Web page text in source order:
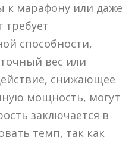
к марафону или даже
требует
способности,
вес или
снижающее
мощность, могут
заключается в
темп, так как